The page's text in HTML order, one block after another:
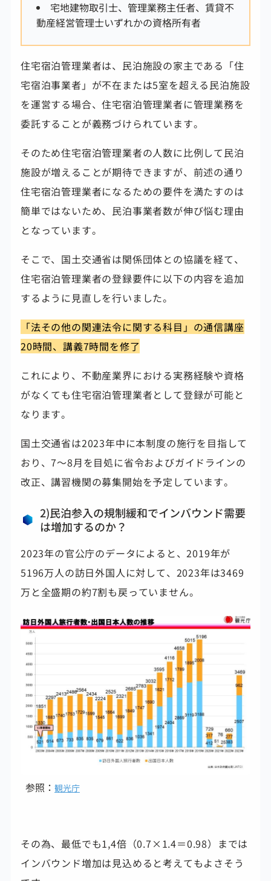
宅地建物取引士、管理業務主任者、賃貸不
動産経営管理士いずれかの資格所有者
住宅宿泊管理業者は、民泊施設の家主である「住
宅宿泊事業者」が不在または5室を超える民泊施設
を運営する場合、住宅宿泊管理業者に管理業務を
委託することが義務づけられています。
そのため住宅宿泊管理業者の人数に比例して民泊
施設が増えることが期待できますが、前述の通り
住宅宿泊管理業者になるための要件を満たすのは
簡単ではないため、民泊事業者数が伸び悩む理由
となっています。
そこで、国土交通省は関係団体との協議を経て、
住宅宿泊管理業者の登録要件に以下の内容を追加
するように見直しを行いました。
「法その他の関連法令に関する科目」の通信講座
20時間、講義7時間を修了
これにより、不動産業界における実務経験や資格
がなくても住宅宿泊管理業者として登録が可能と
なります。
国土交通省は2023年中に本制度の施行を目指して
おり、7～8月を目処に省令およびガイドラインの
改正、講習機関の募集開始を予定しています。
2)民泊参入の規制緩和でインバウンド需要
は増加するのか？
2023年の官公庁のデータによると、2019年が
5196万人の訪日外国人に対して、2023年は3469
万と全盛期の約7割も戻っていません。
参照： 観光庁
その為、最低でも1,4倍（0.7×1.4＝0.98）までは
インバウンド増加は見込めると考えてもよさそう